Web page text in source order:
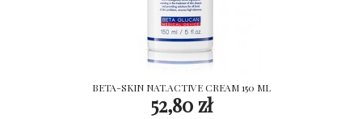
BETA-SKIN NAT.ACTIVE CREAM 150 ML
52,80 zł